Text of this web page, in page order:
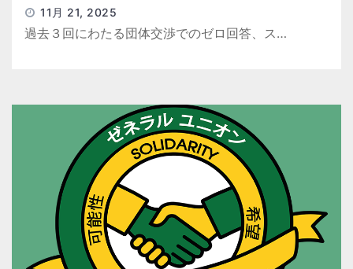
11月 21, 2025
過去３回にわたる団体交渉でのゼロ回答、ス…